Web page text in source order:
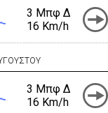
3 Μπφ Δ
16 Km/h
3 Μπφ Δ
16 Km/h